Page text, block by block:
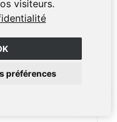
visiteurs.
préférences